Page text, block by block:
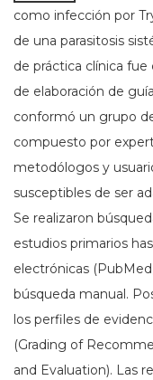
como infección por
de una parasitosis
de práctica clínica
de elaboración de
conformó un grupo
compuesto por
metodólogos y
susceptibles de ser
Se realizaron
estudios primarios
electrónicas
búsqueda manual.
los perfiles de
(Grading of
and Evaluation). Las